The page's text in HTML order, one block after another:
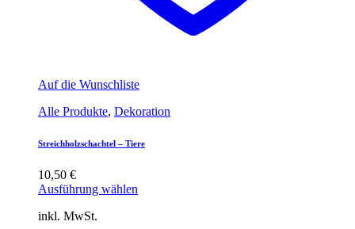
Auf die Wunschliste
Alle Produkte, Dekoration
Streichholzschachtel – Tiere
10,50 €
Ausführung wählen
inkl. MwSt.